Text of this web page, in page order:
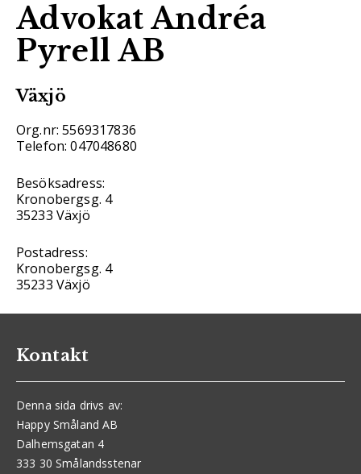
Advokat Andréa
Pyrell AB
Växjö
Org.nr: 5569317836
Telefon: 047048680
Besöksadress:
Kronobergsg. 4
35233 Växjö
Postadress:
Kronobergsg. 4
35233 Växjö
Kontakt
Denna sida drivs av:
Happy Småland AB
Dalhemsgatan 4
333 30 Smålandsstenar